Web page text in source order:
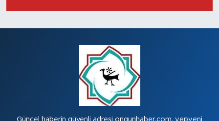
Güncel haberin güvenli adresi ongunhaber.com, yepyeni